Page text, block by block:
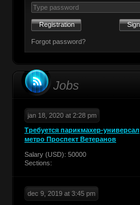
Registration
Forgot password?
Jobs
jan 18, 2020 at 2:28 pm
Требуется парикмахер-универсал
метро Проспект Ветеранов
Salary (USD): 50000
Sections:
dec 9, 2019 at 3:45 pm